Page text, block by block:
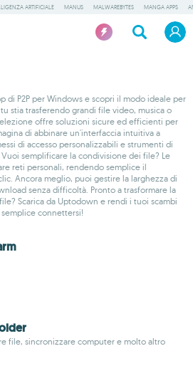
ARTIFICIALE MANUS MALWAREBYTES MANGA APPS
di P2P per Windows e scopri il modo ideale per
stia trasferendo grandi file video, musica o
offre soluzioni sicure ed efficienti per
di abbinare un'interfaccia intuitiva a
di accesso personalizzabili e strumenti di
semplificare la condivisione dei file? Le
reti personali, rendendo semplice il
Ancora meglio, puoi gestire la larghezza di
senza difficoltà. Pronto a trasformare la
Scarica da Uptodown e rendi i tuoi scambi
connettersi!
file, sincronizzare computer e molto altro